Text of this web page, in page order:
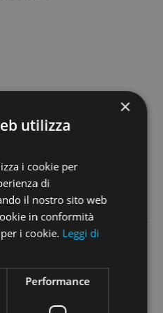
della transizione
propria responsabilità in
di più.
Sarzana
×
utilizza
i cookie per
di
il nostro sito web
in conformità
i cookie. Leggi di
Performance